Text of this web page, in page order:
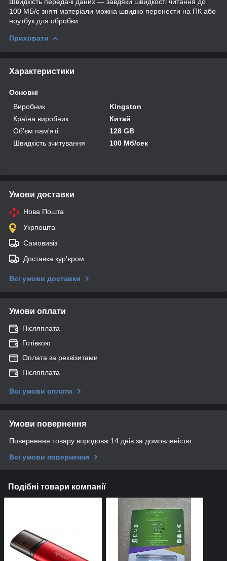
100 МБ/с зняті матеріали можна швидко перенести на ПК або
ноутбук для обробки.
Приховати
Характеристики
Основні
Виробник
Kingston
Країна виробник
Китай
Об'єм пам'яті
128 GB
Швидкість зчитування
100 Мб/сек
Умови доставки
Нова Пошта
Укрпошта
Самовивіз
Доставка кур'єром
Всі умови доставки
Умови оплати
Післяплата
Готівкою
Оплата за реквізитами
Післяплата
Всі умови оплати
Умови повернення
Повернення товару впродовж 14 днів за домовленістю
Всі умови повернення
Подібні товари компанії